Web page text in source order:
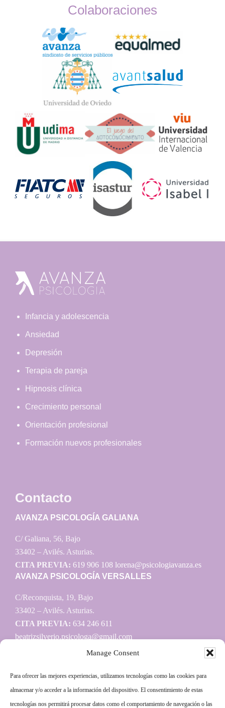
Manage Consent
Para ofrecer las mejores experiencias, utilizamos tecnologías como las cookies para
almacenar y/o acceder a la información del dispositivo. El consentimiento de estas
tecnologías nos permitirá procesar datos como el comportamiento de navegación o las
Widget
Logos
Colaboraciones
Footer
Infancia y adolescencia
Ansiedad
Depresión
Terapia de pareja
Hipnosis clínica
Crecimiento personal
Orientación profesional
Formación nuevos profesionales
Contacto
AVANZA PSICOLOGÍA GALIANA
C/ Galiana, 56, Bajo
33402 – Avilés. Asturias.
CITA PREVIA: 619 906 108 lorena@psicologiavanza.es
AVANZA PSICOLOGÍA VERSALLES
C/Reconquista, 19, Bajo
33402 – Avilés. Asturias.
CITA PREVIA: 634 246 611
beatrizsilverio.psicologa@gmail.com
Información